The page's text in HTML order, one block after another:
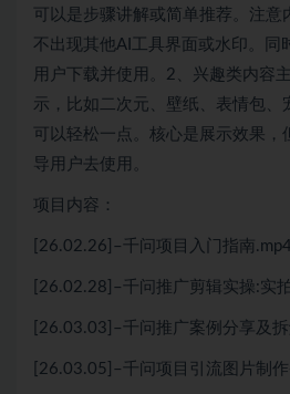
可以是步骤讲解或简单推荐。注意
不出现其他AI工具界面或水印。同
用户下载并使用。2、兴趣类内容
示，比如二次元、壁纸、表情包、
可以轻松一点。核心是展示效果，
导用户去使用。
项目内容：
[26.02.26]–千问项目入门指南.mp4
[26.02.28]–千问推广剪辑实操:实
[26.03.03]–千问推广案例分享及
[26.03.05]–千问项目引流图片制